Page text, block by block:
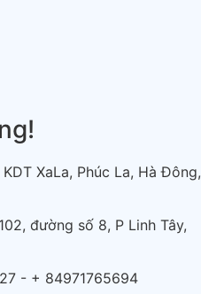
XaLa, Phúc La, Hà Đông,
đường số 8, P Linh Tây,
- + 84971765694